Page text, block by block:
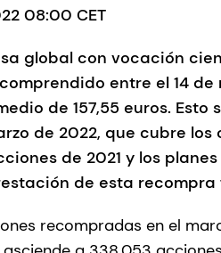
08:00 CET
global con vocación
entre el 14 de
de 157,55 euros.
de 2022, que cubre
de 2021 y los
de esta recompra
recompradas en el